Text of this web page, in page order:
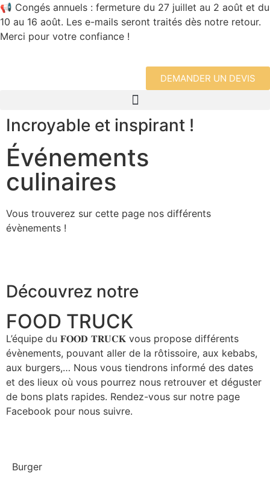
📢 Congés annuels : fermeture du 27 juillet au 2 août et du
10 au 16 août. Les e-mails seront traités dès notre retour.
Merci pour votre confiance !
DEMANDER UN DEVIS
Incroyable et inspirant !
Événements
culinaires
Vous trouverez sur cette page nos différents
évènements !
Découvrez notre
FOOD TRUCK
L’équipe du 𝐅𝐎𝐎𝐃 𝐓𝐑𝐔𝐂𝐊 vous propose différents
évènements, pouvant aller de la rôtissoire, aux kebabs,
aux burgers,… Nous vous tiendrons informé des dates
et des lieux où vous pourrez nous retrouver et déguster
de bons plats rapides. Rendez-vous sur notre page
Facebook pour nous suivre.
Burger